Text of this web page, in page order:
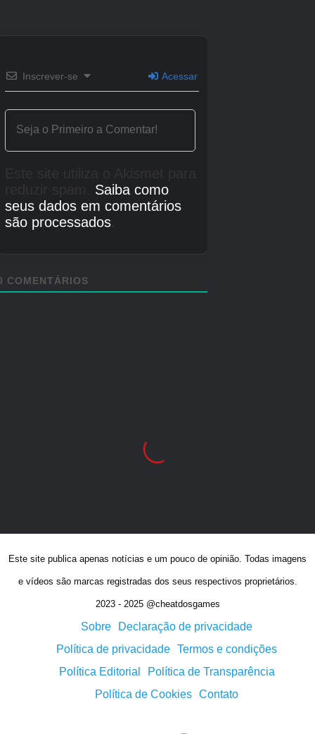
Este site publica apenas notícias e um pouco de opinião. Todas imagens
e vídeos são marcas registradas dos seus respectivos proprietários.
2023 - 2025 @cheatdosgames
Sobre
Declaração de privacidade
Política de privacidade Termos e condições
Política Editorial
Política de Transparência
Política de Cookies Contato